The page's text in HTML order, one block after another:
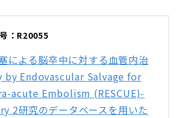
：R20055
による脳卒中に対する血管内治
by Endovascular Salvage for
acute Embolism (RESCUE)-
2研究のデータベースを用いた